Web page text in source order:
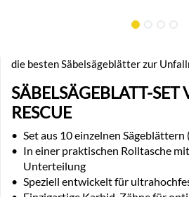
die besten Säbelsägeblätter zur
SÄBELSÄGEBLATT-SET
RESCUE
• Set aus 10 einzelnen Sägeblättern
• In einer praktischen Rolltasche
Unterteilung
• Speziell entwickelt für